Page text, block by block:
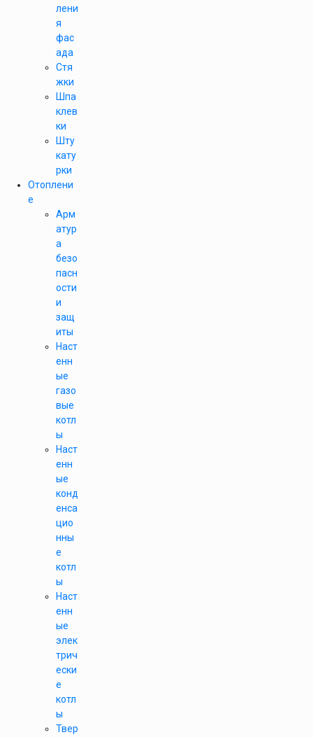
лени
я
фас
ада
Стя
жки
Шпа
клев
ки
Шту
кату
рки
Отоплени
е
Арм
атур
а
безо
пасн
ости
и
защ
иты
Наст
енн
ые
газо
вые
котл
ы
Наст
енн
ые
конд
енса
цио
нны
е
котл
ы
Наст
енн
ые
элек
трич
ески
е
котл
ы
Твер